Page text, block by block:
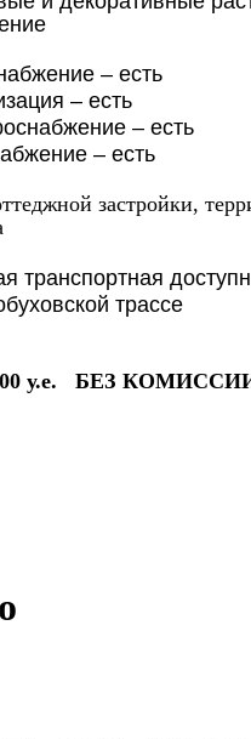
– есть
– есть
– есть
– есть
застройки,
транспортная
трассе
у.е. БЕЗ